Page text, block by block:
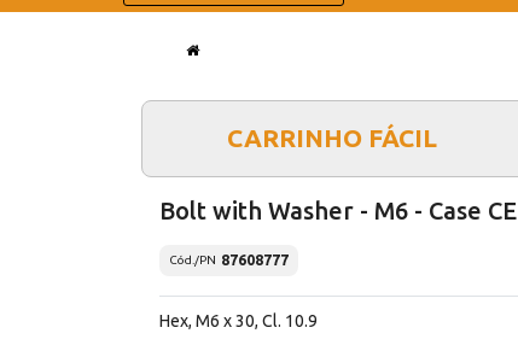
CARRINHO FÁCIL
Bolt with Washer - M6 - Case CE
Cód./PN 87608777
Hex, M6 x 30, Cl. 10.9